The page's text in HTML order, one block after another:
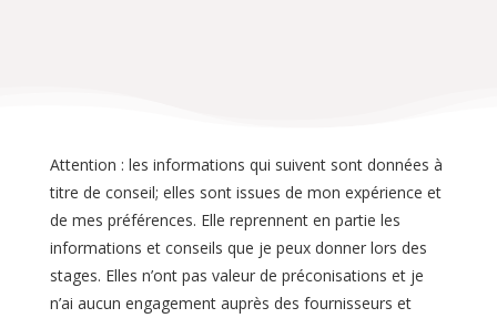
Attention : les informations qui suivent sont données à
titre de conseil; elles sont issues de mon expérience et
de mes préférences. Elle reprennent en partie les
informations et conseils que je peux donner lors des
stages. Elles n’ont pas valeur de préconisations et je
n’ai aucun engagement auprès des fournisseurs et